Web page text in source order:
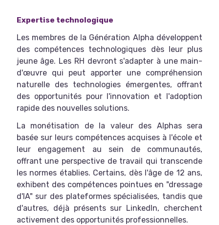
Expertise technologique
Les membres de la Génération Alpha développent
des compétences technologiques dès leur plus
jeune âge. Les RH devront s'adapter à une main-
d'œuvre qui peut apporter une compréhension
naturelle des technologies émergentes, offrant
des opportunités pour l'innovation et l'adoption
rapide des nouvelles solutions.
La monétisation de la valeur des Alphas sera
basée sur leurs compétences acquises à l'école et
leur engagement au sein de communautés,
offrant une perspective de travail qui transcende
les normes établies. Certains, dès l'âge de 12 ans,
exhibent des compétences pointues en "dressage
d'IA" sur des plateformes spécialisées, tandis que
d'autres, déjà présents sur LinkedIn, cherchent
activement des opportunités professionnelles.